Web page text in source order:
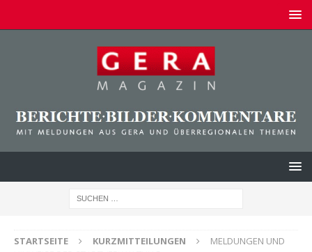
STARTSEITE KURZMITTEILUNGEN
MELDUNGEN UND